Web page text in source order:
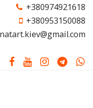
+380974921618
+380953150088